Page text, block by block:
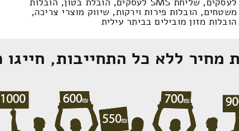
משטחים, הובלות פירות וירקות, שיווק מוצרי צריכה,
הובלות מזון מובילים בביתר עילית
ללא כל התחייבות, חייגו